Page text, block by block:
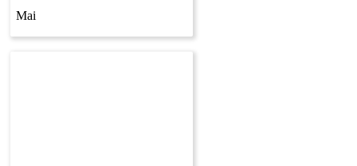
Mai